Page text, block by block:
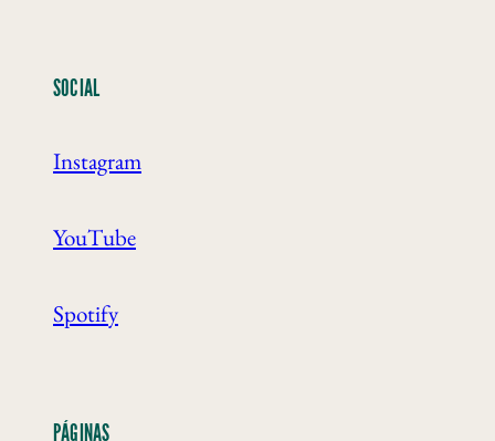
SOCIAL
Instagram
YouTube
Spotify
PÁGINAS